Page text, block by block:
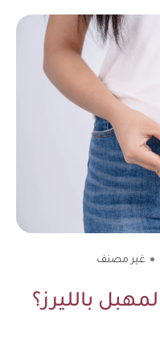
غير مصنف
بالليرز؟